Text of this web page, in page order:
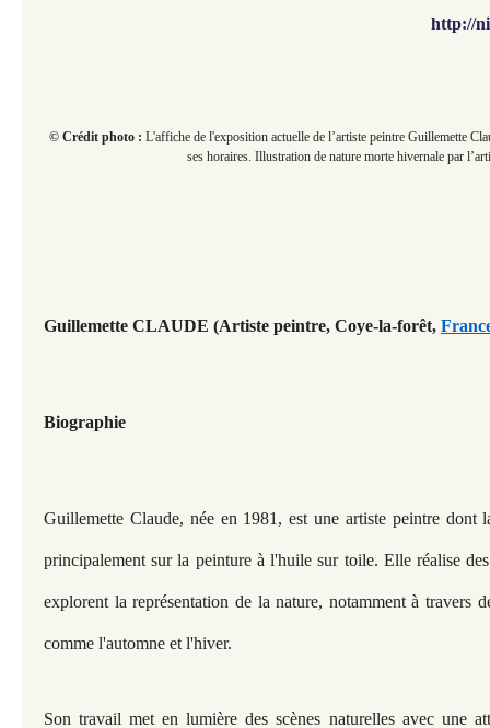
http://
© Crédit photo : L'affiche de l'exposition actuelle de l’artiste peintre Guillemette
ses horaires. Illustration de nature morte hivernale par
Guillemette CLAUDE (Artiste peintre, Coye-la-forêt,
Biographie
Guillemette Claude, née en 1981, est une artiste peintre dont
principalement sur la peinture à l'huile sur toile. Elle réalise
explorent la représentation de la nature, notamment à travers
comme l'automne et l'hiver.
Son travail met en lumière des scènes naturelles avec une